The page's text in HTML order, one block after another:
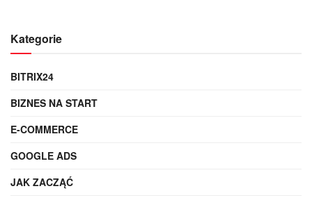
Kategorie
BITRIX24
BIZNES NA START
E-COMMERCE
GOOGLE ADS
JAK ZACZĄĆ